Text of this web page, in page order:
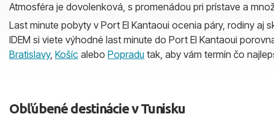
Atmosféra je dovolenková, s promenádou pri prístave a
Last minute pobyty v Port El Kantaoui ocenia páry, rodiny
IDEM si viete výhodné last minute do Port El Kantaoui
Bratislavy, Košíc alebo Popradu tak, aby vám termín čo
Obľúbené destinácie v Tunisku